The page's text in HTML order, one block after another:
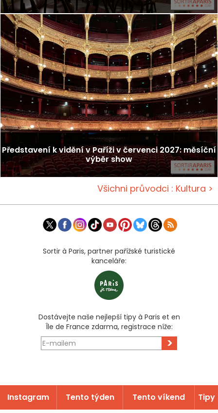
Představení k vidění v Paříži v červenci 2027: měsíční
výběr show
Všichni průvodci : Kultura >
Sortir à Paris, partner pařížské turistické
kanceláře:
Dostávejte naše nejlepší tipy à Paris et en
Île de France zdarma, registrace níže:
>
Instagram Tento týden Tento víkend Tipy